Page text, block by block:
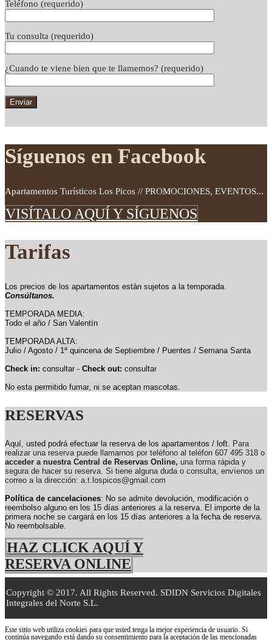
Teléfono (requerido)
Tu consulta (requerido)
¿Cuando te viene bien que te llamemos? (requerido)
Síguenos en Facebook
Apartamentos Turísticos Los Picos // PROMOCIONES, EVENTOS...
VISÍTALO AQUÍ Y SÍGUENOS
Tarifas
Los precios de los apartamentos están sujetos a la temporada.
Consúltanos.
TEMPORADA MEDIA:
Todo el año / San Valentín
TEMPORADA ALTA:
Julio / Agosto / 1ª quincena de Septiembre / Puentes / Semana Santa
Check in: consultar - Check out: consultar
No esta permitido fumar, ni se aceptan mascotas.
RESERVAS
Aquí, usted podrá efectuar la reserva de los apartamentos / loft.
Para
realizar una reserva puede llamarnos por teléfono al teléfon 607 495 318 o
acceder a nuestra Central de Reservas Online, una forma rápida y
segura de hacer su reserva. Si tiene alguna duda o consulta, envíenos un
correo a la dirección: a.t.lospicos@gmail.com
Política de cancelaciones: No se admite devolución, modificación o
reembolso alguno en los 15 días anteriores a la reserva.
El importe de la
primera noche se cargará en los 15 días anteriores a la fecha de reserva.
No reembolsable.
HAZ CLICK AQUÍ Y
RESERVA ONLINE
Copyright © 2017. All Rights Reserved. SDIDN Servicios Digitales
Integrales del Norte S.L.
Este sitio web utiliza cookies para que usted tenga la mejor experiencia de usuario. Si
continúa navegando está dando su consentimiento para la aceptación de las mencionadas